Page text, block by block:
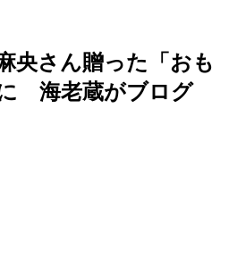
央さん贈った「おも
海老蔵がブログ